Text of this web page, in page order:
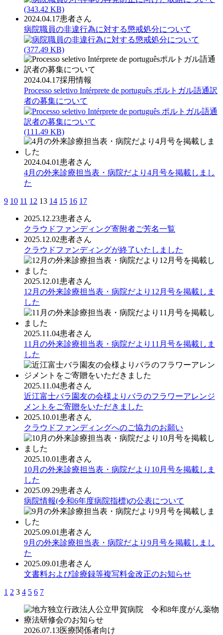
(343.42 KB)
2024.04.17患者さん
病院職員の非違行為に対する懲戒処分について
(377.49 KB)
2024.04.17採用情報
Processo seletivo Intérprete de português ポルトガル語通訳
者の募集について
(111.49 KB)
2024.04.01 患者さん
4月の外来診療担当表・病院だより4月号を掲載しまし
た
9 10 11 12 13 14 15 16 17
2025.12.23患者さん
クラウドファンディング寄附者ご芳名一覧
2025.12.02患者さん
クラウドファンディングが終了いたしました
2025.12.01 患者さん
12月の外来診療担当表・病院だより12月号を掲載しま
した
2025.11.04患者さん
11月の外来診療担当表・病院だより11月号を掲載しま
した
2025.11.04患者さん
近江富士バラ園友の会様よりバラのフラワーアレンジ
メントをご寄贈をいただきました
2025.10.01 患者さん
クラウドファンディングへのご協力のお願い
2025.10.01 患者さん
10月の外来診療担当表・病院だより10月号を掲載しま
した
2025.09.29患者さん
病院情報(令和6年度病院指標)の公表について
2025.09.01 患者さん
9月の外来診療担当表・病院だより9月号を掲載しまし
た
2025.09.01 患者さん
文書料および診療録等複写料金改正のお知らせ
1 2 3 4 5 6 7
2026.07.13医療関係者向け